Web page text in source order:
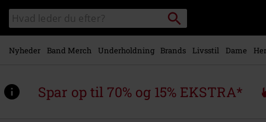
Gå til
hovedindhold
Søg
sortiment
Søg
Nyheder Band Merch Underholdning Brands Livsstil Dame
Spar op til 70% og 15% EKSTRA*